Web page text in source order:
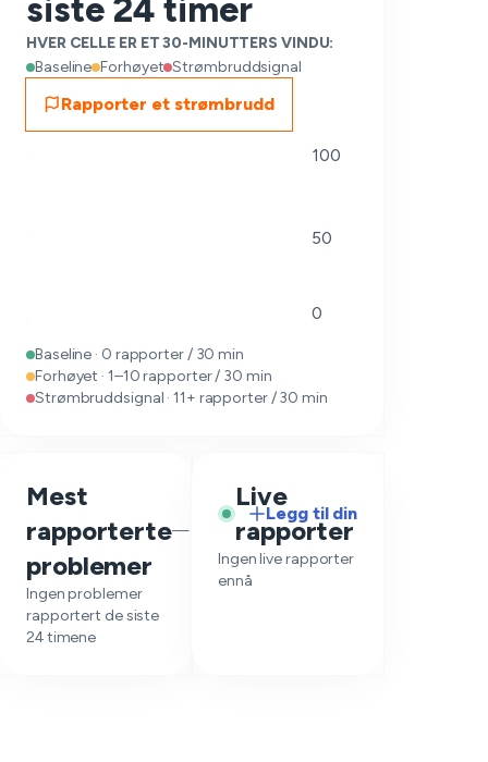
siste 24 timer
HVER CELLE ER ET 30-MINUTTERS VINDU:
Baseline Forhøyet Strømbruddsignal
Rapporter et strømbrudd
100
50
0
Baseline · 0 rapporter / 30 min
Forhøyet · 1–10 rapporter / 30 min
Strømbruddsignal · 11+ rapporter / 30 min
Mest
rapporterte
problemer
—
Ingen problemer
rapportert de siste
24 timene
Live
rapporter
Legg til din
Ingen live rapporter
ennå